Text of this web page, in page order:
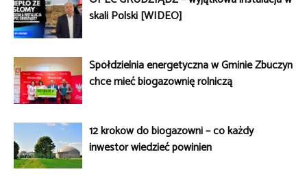
skali Polski [WIDEO]
Spółdzielnia energetyczna w Gminie Zbuczyn
chce mieć biogazownię rolniczą
12 kroków do biogazowni – co każdy
inwestor wiedzieć powinien